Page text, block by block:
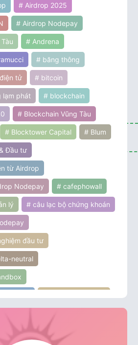
# Airdrop 2025
# Airdrop Nodepay
# Andrena
# băng thông
tử # bitcoin
lạm phát # blockchain
# Blockchain Vũng Tàu
# Blocktower Capital # Blum
Đầu tư
từ Airdrop
Nodepay # cafephowall
lý # câu lạc bộ chứng khoán
đầu tư
neutral
thức # Coinbase Ventures